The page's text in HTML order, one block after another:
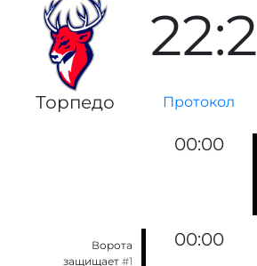
22:2
Торпедо Протокол
00:00
Ворота
защищает#1
00:00